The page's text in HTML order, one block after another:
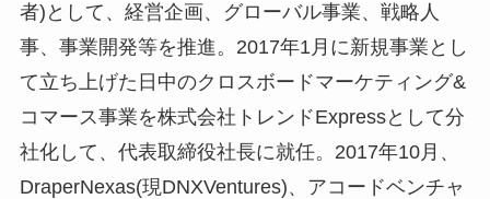
者)として、経営企画、グローバル事業、戦略人
事、事業開発等を推進。2017年1月に新規事業とし
て立ち上げた日中のクロスボードマーケティング&
コマース事業を株式会社トレンドExpressとして分
社化して、代表取締役社長に就任。2017年10月、
DraperNexas(現DNXVentures)、アコードベンチャ